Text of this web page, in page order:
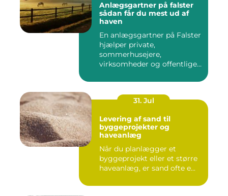
Anlægsgartner på falster
sådan får du mest ud af
haven
En anlægsgartner på Falster
hjælper private,
sommerhusejere,
virksomheder og offentlige
31. Jul
Levering af sand til
byggeprojekter og
haveanlæg
Når du planlægger et
byggeprojekt eller et større
haveanlæg, er sand ofte e...